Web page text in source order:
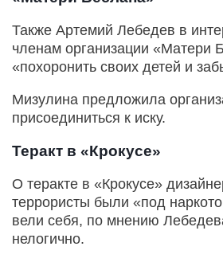
Также Артемий Лебедев в
членам организации «Матери
«похоронить своих детей и
Мизулина предложила
присоединиться к иску.
Теракт в «Крокусе»
О теракте в «Крокусе»
террористы были «под
вели себя, по мнению
нелогично.